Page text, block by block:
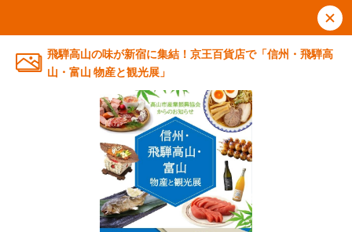
飛騨高山の味が新宿に集結！京王百貨店で「信州・飛騨高
山・富山 物産と観光展」